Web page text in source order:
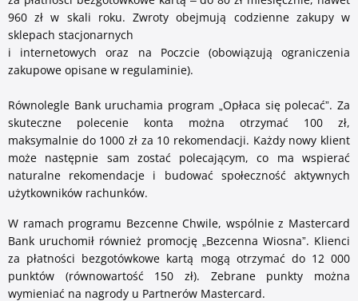
960 zł w skali roku. Zwroty obejmują codzienne zakupy w
sklepach stacjonarnych
i internetowych oraz na Poczcie (obowiązują ograniczenia
zakupowe opisane w regulaminie).
Równolegle Bank uruchamia program „Opłaca się polecać”. Za
skuteczne polecenie konta można otrzymać 100 zł,
maksymalnie do 1000 zł za 10 rekomendacji. Każdy nowy klient
może następnie sam zostać polecającym, co ma wspierać
naturalne rekomendacje i budować społeczność aktywnych
użytkowników rachunków.
W ramach programu Bezcenne Chwile, wspólnie z Mastercard
Bank uruchomił również promocję „Bezcenna Wiosna”. Klienci
za płatności bezgotówkowe kartą mogą otrzymać do 12 000
punktów (równowartość 150 zł). Zebrane punkty można
wymieniać na nagrody u Partnerów Mastercard.